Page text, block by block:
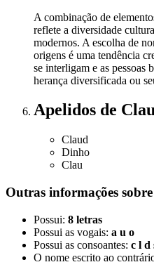
A combinação de
reflete a diversidade
modernos. A escolha de
origens é uma tendência
se interligam e as pessoas
herança diversificada ou
Apelidos de
Claud
Dinho
Clau
Outras informações sobre
Possui: 8 letras
Possui as vogais: a u o
Possui as consoantes: c l d
O nome escrito ao